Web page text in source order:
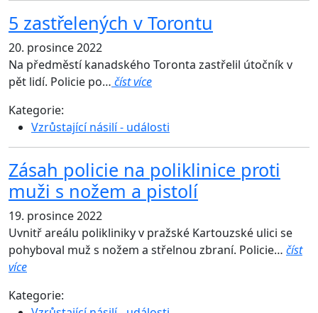
5 zastřelených v Torontu
20. prosince 2022
Na předměstí kanadského Toronta zastřelil útočník v
pět lidí. Policie po… číst více
Kategorie:
Vzrůstající násilí - události
Zásah policie na poliklinice proti
muži s nožem a pistolí
19. prosince 2022
Uvnitř areálu polikliniky v pražské Kartouzské ulici se
pohyboval muž s nožem a střelnou zbraní. Policie… číst
více
Kategorie: